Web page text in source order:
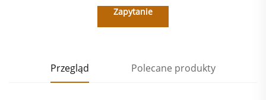
Zapytanie
Przegląd Polecane produkty